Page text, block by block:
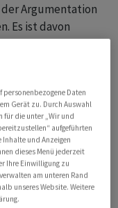
Argumentation
Es ist davon
Berufung einlegen
wegen
in der US-
Die zuständige
bis zur
am Freitag
77-Jährige will
2024
Daten
Gerät zu. Durch Auswahl
für die unter „Wir und
aufgeführten
und Anzeigen
dieses Menü jederzeit
Ihre Einwilligung zu
am unteren Rand
unseres Website. Weitere